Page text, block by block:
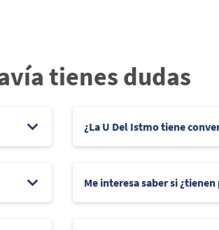
tienes dudas
¿La U Del Istmo tiene
Me interesa saber si